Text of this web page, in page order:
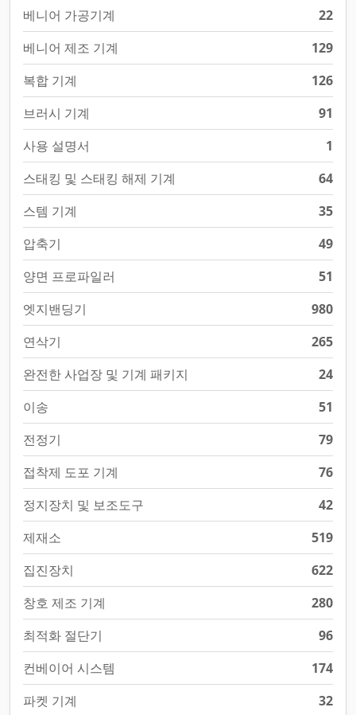
베니어 가공기계
22
베니어 제조 기계
129
복합 기계
126
브러시 기계
91
사용 설명서
1
스태킹 및 스태킹 해제 기계
64
스템 기계
35
압축기
49
양면 프로파일러
51
엣지밴딩기
980
연삭기
265
완전한 사업장 및 기계 패키지
24
이송
51
전정기
79
접착제 도포 기계
76
정지장치 및 보조도구
42
제재소
519
집진장치
622
창호 제조 기계
280
최적화 절단기
96
컨베이어 시스템
174
파켓 기계
32